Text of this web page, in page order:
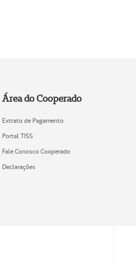
Área do Cooperado
Extrato de Pagamento
Portal TISS
Fale Conosco Cooperado
Declarações